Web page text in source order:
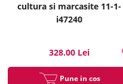
cultura si marcasite 11-1-
i47240
328.00 Lei
Pune in cos